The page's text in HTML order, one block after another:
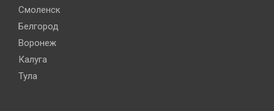
Смоленск
Белгород
Воронеж
Калуга
Тула